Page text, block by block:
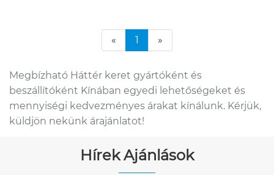
« 1 »
Megbízható Háttér keret gyártóként és
beszállítóként Kínában egyedi lehetőségeket és
mennyiségi kedvezményes árakat kínálunk. Kérjük,
küldjön nekünk árajánlatot!
Hírek Ajánlások